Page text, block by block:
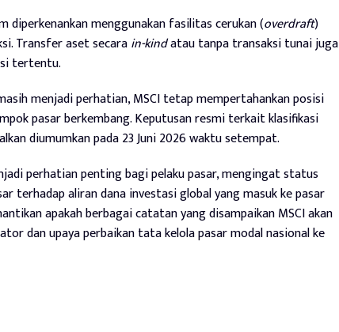
diperkenankan menggunakan fasilitas cerukan (overdraft)
Transfer aset secarain-kindatau tanpa transaksi tunai juga
tertentu.
menjadi perhatian, MSCI tetap mempertahankan posisi
pasar berkembang. Keputusan resmi terkait klasifikasi
diumumkan pada 23 Juni 2026 waktu setempat.
perhatian penting bagi pelaku pasar, mengingat status
terhadap aliran dana investasi global yang masuk ke pasar
apakah berbagai catatan yang disampaikan MSCI akan
dan upaya perbaikan tata kelola pasar modal nasional ke